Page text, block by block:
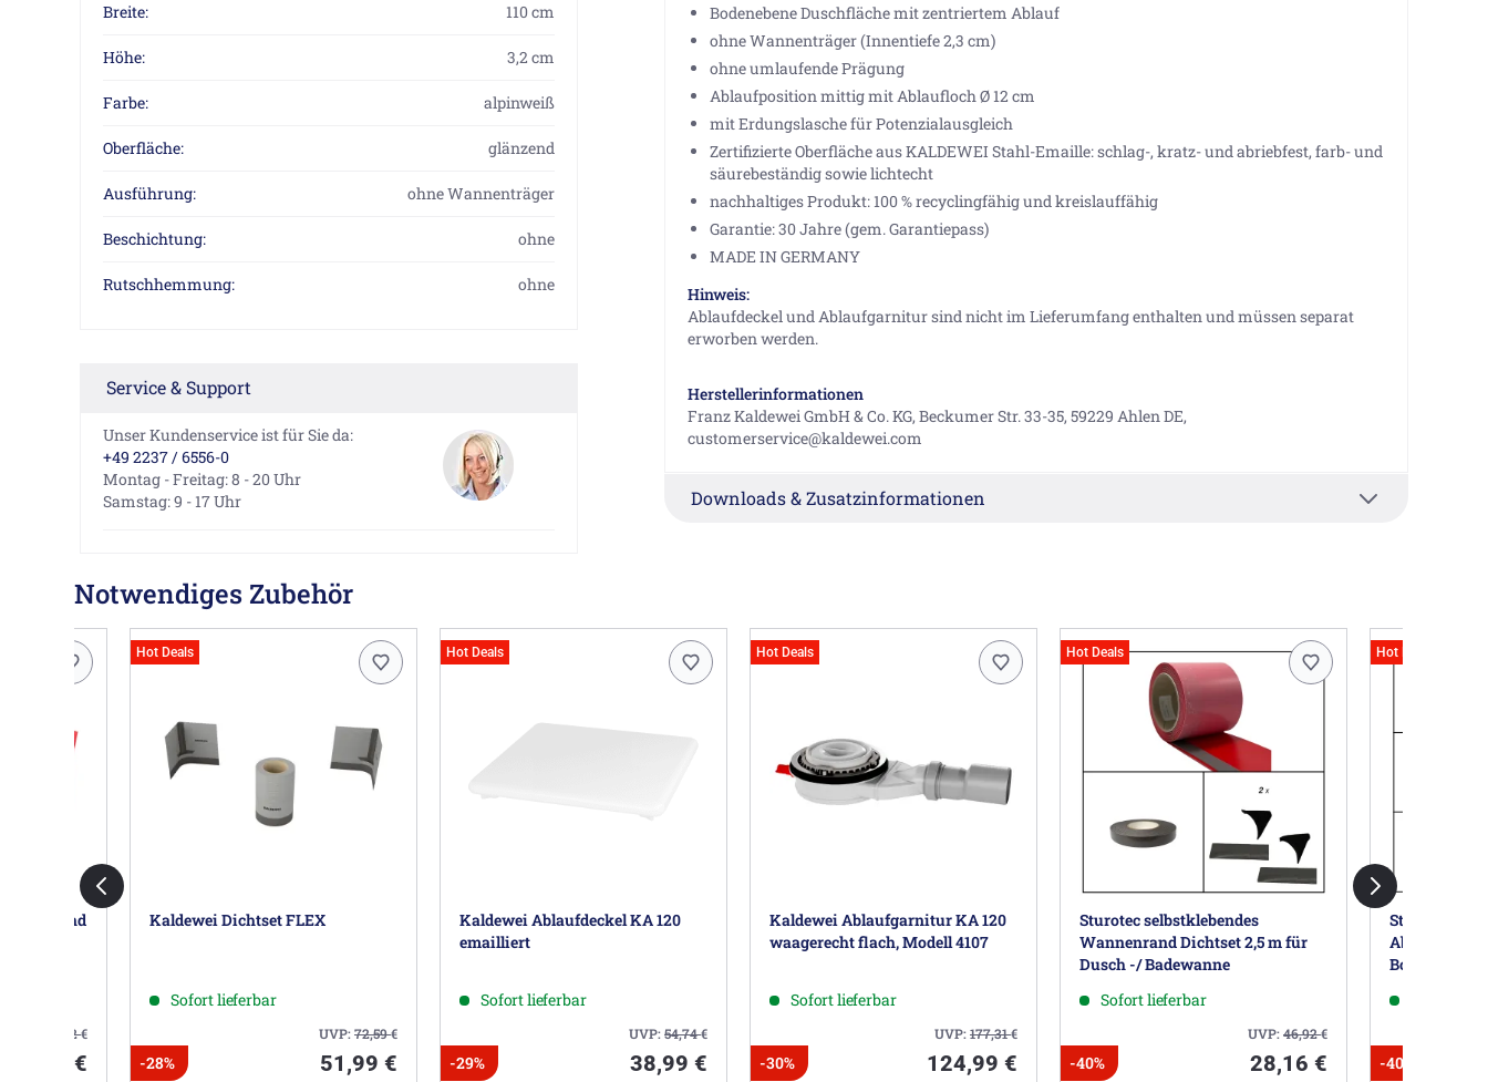
Breite: 110 cm
Höhe: 3,2 cm
Farbe: alpinweiß
Oberfläche: glänzend
Ausführung: ohne Wannenträger
Beschichtung: ohne
Rutschhemmung: ohne
Service & Support
Unser Kundenservice ist für Sie da:
+49 2237 / 6556-0
Montag - Freitag: 8 - 20 Uhr
Samstag: 9 - 17 Uhr
Bodenebene Duschfläche mit zentriertem Ablauf
ohne Wannenträger (Innentiefe 2,3 cm)
ohne umlaufende Prägung
Ablaufposition mittig mit Ablaufloch Ø 12 cm
mit Erdungslasche für Potenzialausgleich
Zertifizierte Oberfläche aus KALDEWEI Stahl-Emaille: schlag-, kratz- und abriebfest, farb- und
säurebeständig sowie lichtecht
nachhaltiges Produkt: 100 % recyclingfähig und kreislauffähig
Garantie: 30 Jahre (gem. Garantiepass)
MADE IN GERMANY
Hinweis:
Ablaufdeckel und Ablaufgarnitur sind nicht im Lieferumfang enthalten und müssen separat
erworben werden.
Herstellerinformationen
Franz Kaldewei GmbH & Co. KG, Beckumer Str. 33-35, 59229 Ahlen DE,
customerservice@kaldewei.com
Downloads & Zusatzinformationen
Notwendiges Zubehör
11,32€
6,79 €
Hot Deals
Kaldewei Dichtset FLEX
Sofort lieferbar
UVP:72,59€
-28% 51,99 €
Hot Deals
Kaldewei Ablaufdeckel KA 120
emailliert
Sofort lieferbar
UVP:54,74€
-29% 38,99 €
Hot Deals
Kaldewei Ablaufgarnitur KA 120
waagerecht flach, Modell 4107
Sofort lieferbar
UVP:177,31€
-30% 124,99 €
Hot Deals
Sturotec selbstklebendes
Wannenrand Dichtset 2,5 m für
Dusch -/ Badewanne
Sofort lieferbar
UVP:46,92€
-40% 28,16 €
Hot Deals
Sturotec
-40%